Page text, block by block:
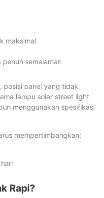
maksimal
semalaman
posisi panel yang tidak
lampu solar street light
menggunakan spesifikasi
mempertimbangkan:
Rapi?